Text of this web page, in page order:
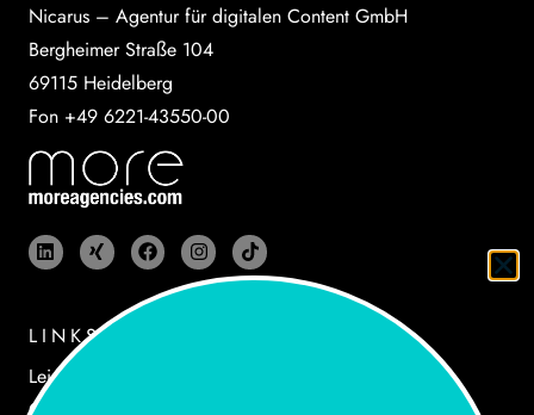
Nicarus – Agentur für digitalen Content GmbH
Bergheimer Straße 104
69115 Heidelberg
Fon +49 6221-43550-00
LINKS
Leistungen